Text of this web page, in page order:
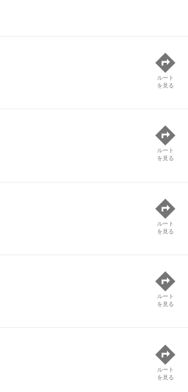
ルート
を見る
ルート
を見る
ルート
を見る
ルート
を見る
ルート
を見る